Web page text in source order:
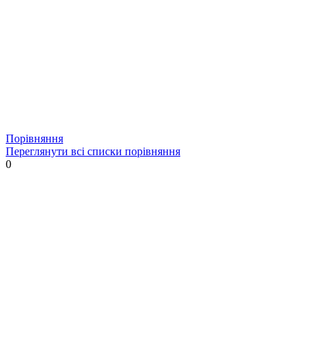
Порівняння
Переглянути всі списки порівняння
0